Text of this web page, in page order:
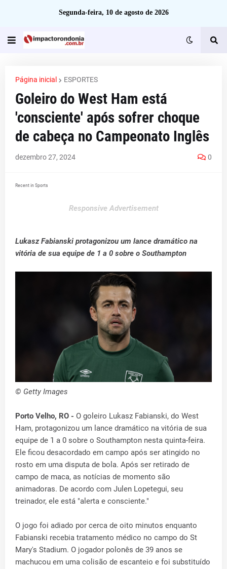
Segunda-feira, 10 de agosto de 2026
Página inicial ESPORTES
Goleiro do West Ham está
'consciente' após sofrer choque
de cabeça no Campeonato Inglês
dezembro 27, 2024 0
Recent in Sports
Responsive Advertisement
Lukasz Fabianski protagonizou um lance dramático na
vitória de sua equipe de 1 a 0 sobre o Southampton
© Getty Images
Porto Velho, RO - O goleiro Lukasz Fabianski, do West
Ham, protagonizou um lance dramático na vitória de sua
equipe de 1 a 0 sobre o Southampton nesta quinta-feira.
Ele ficou desacordado em campo após ser atingido no
rosto em uma disputa de bola. Após ser retirado de
campo de maca, as notícias de momento são
animadoras. De acordo com Julen Lopetegui, seu
treinador, ele está "alerta e consciente."
O jogo foi adiado por cerca de oito minutos enquanto
Fabianski recebia tratamento médico no campo do St
Mary's Stadium. O jogador polonês de 39 anos se
machucou em uma colisão de escanteio e foi substituído